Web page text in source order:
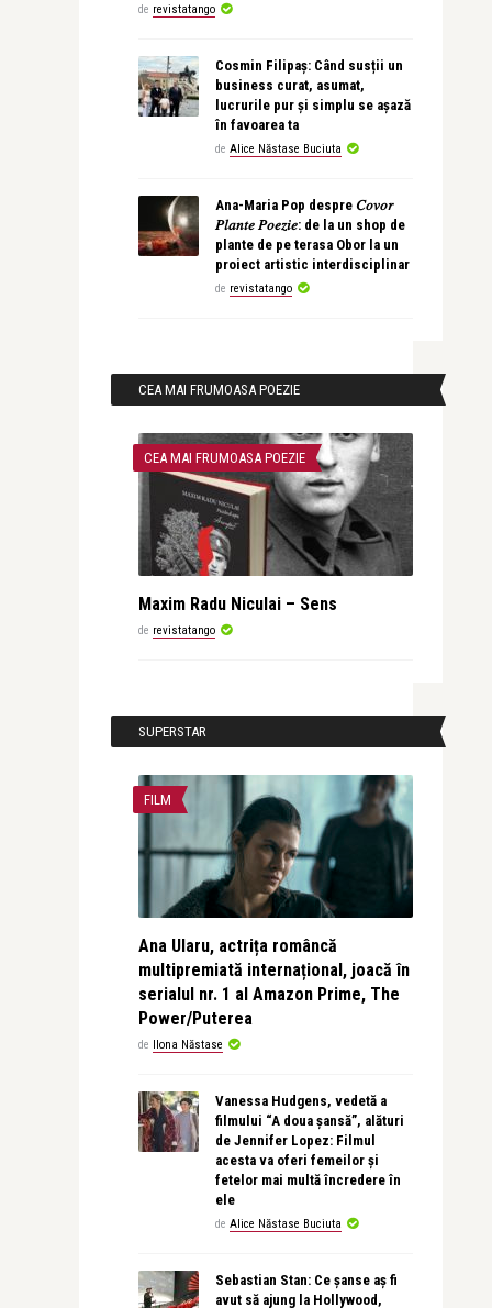
de revistatango
Cosmin Filipaș: Când susții un
business curat, asumat,
lucrurile pur și simplu se așază
în favoarea ta
de Alice Năstase Buciuta
Ana-Maria Pop despre 𝐶𝑜𝑣𝑜𝑟
𝑃𝑙𝑎𝑛𝑡𝑒 𝑃𝑜𝑒𝑧𝑖𝑒: de la un shop de
plante de pe terasa Obor la un
proiect artistic interdisciplinar
de revistatango
CEA MAI FRUMOASA POEZIE
CEA MAI FRUMOASA POEZIE
Maxim Radu Niculai – Sens
de revistatango
SUPERSTAR
FILM
Ana Ularu, actrița româncă
multipremiată internațional, joacă în
serialul nr. 1 al Amazon Prime, The
Power/Puterea
de Ilona Năstase
Vanessa Hudgens, vedetă a
filmului “A doua șansă”, alături
de Jennifer Lopez: Filmul
acesta va oferi femeilor și
fetelor mai multă încredere în
ele
de Alice Năstase Buciuta
Sebastian Stan: Ce șanse aș fi
avut să ajung la Hollywood,